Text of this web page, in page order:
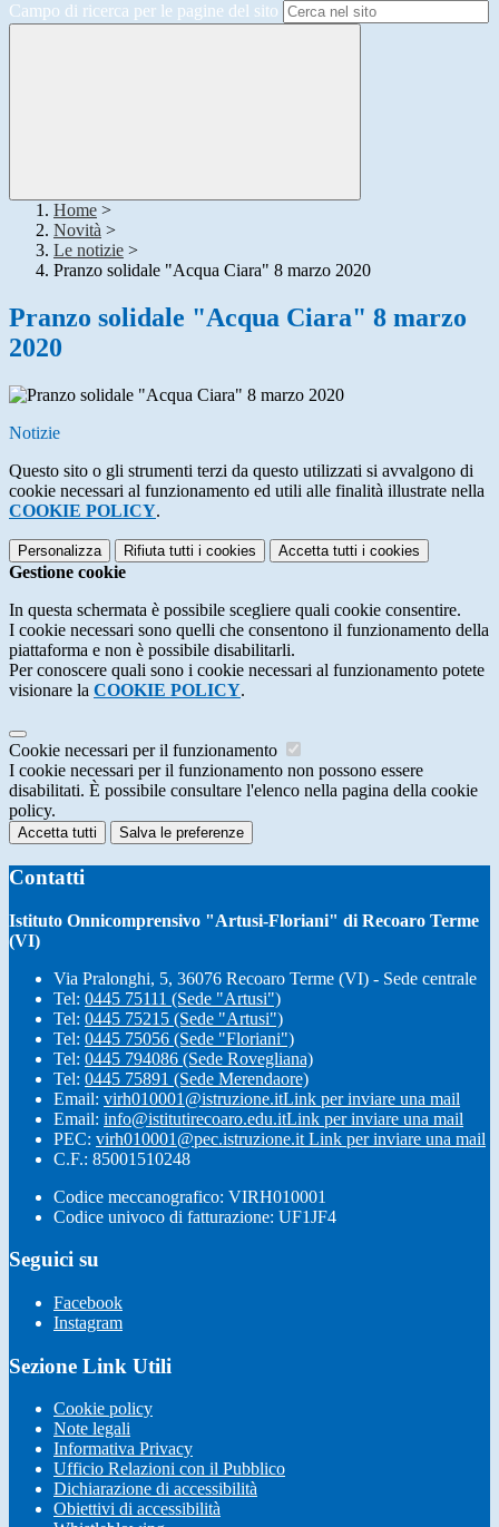
Campo di ricerca per le pagine del sito
Home >
Novità >
Le notizie >
Pranzo solidale "Acqua Ciara" 8 marzo 2020
Pranzo solidale "Acqua Ciara" 8 marzo
2020
Notizie
Questo sito o gli strumenti terzi da questo utilizzati si avvalgono di
cookie necessari al funzionamento ed utili alle finalità illustrate nella
COOKIE POLICY.
Personalizza Rifiuta tutti i cookies Accetta tutti i cookies
Gestione cookie
In questa schermata è possibile scegliere quali cookie consentire.
I cookie necessari sono quelli che consentono il funzionamento della
piattaforma e non è possibile disabilitarli.
Per conoscere quali sono i cookie necessari al funzionamento potete
visionare la COOKIE POLICY.
Cookie necessari per il funzionamento
I cookie necessari per il funzionamento non possono essere
disabilitati. È possibile consultare l'elenco nella pagina della cookie
policy.
Accetta tutti Salva le preferenze
Contatti
Istituto Onnicomprensivo "Artusi-Floriani" di Recoaro Terme
(VI)
Via Pralonghi, 5, 36076 Recoaro Terme (VI) - Sede centrale
Tel: 0445 75111 (Sede "Artusi")
Tel: 0445 75215 (Sede "Artusi")
Tel: 0445 75056 (Sede "Floriani")
Tel: 0445 794086 (Sede Rovegliana)
Tel: 0445 75891 (Sede Merendaore)
Email: virh010001@istruzione.itLink per inviare una mail
Email: info@istitutirecoaro.edu.itLink per inviare una mail
PEC: virh010001@pec.istruzione.it Link per inviare una mail
C.F.: 85001510248
Codice meccanografico: VIRH010001
Codice univoco di fatturazione: UF1JF4
Seguici su
Facebook
Instagram
Sezione Link Utili
Cookie policy
Note legali
Informativa Privacy
Ufficio Relazioni con il Pubblico
Dichiarazione di accessibilità
Obiettivi di accessibilità